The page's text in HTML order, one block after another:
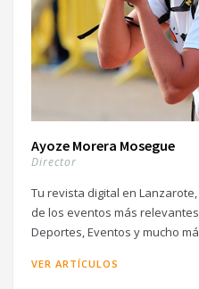
Ayoze Morera Mosegue
Director
Tu revista digital en
de los eventos más
Deportes, Eventos y mucho
VER ARTÍCULOS